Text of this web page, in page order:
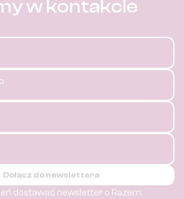
w kontakcie
Dołącz do newslettera
dostawać newsletter o Razem.